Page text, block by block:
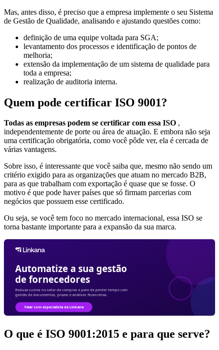
Mas, antes disso, é preciso que a empresa implemente o seu Sistema
de Gestão de Qualidade, analisando e ajustando questões como:
definição de uma equipe voltada para SGA;
levantamento dos processos e identificação de pontos de
melhoria;
extensão da implementação de um sistema de qualidade para
toda a empresa;
realização de auditoria interna.
Quem pode certificar ISO 9001?
Todas as empresas podem se certificar com essa ISO ,
independentemente de porte ou área de atuação. E embora não seja
uma certificação obrigatória, como você pôde ver, ela é cercada de
várias vantagens.
Sobre isso, é interessante que você saiba que, mesmo não sendo um
critério exigido para as organizações que atuam no mercado B2B,
para as que trabalham com exportação é quase que se fosse. O
motivo é que pode haver países que só firmam parcerias com
negócios que possuem esse certificado.
Ou seja, se você tem foco no mercado internacional, essa ISO se
torna bastante importante para a expansão da sua marca.
O que é ISO 9001:2015 e para que serve?